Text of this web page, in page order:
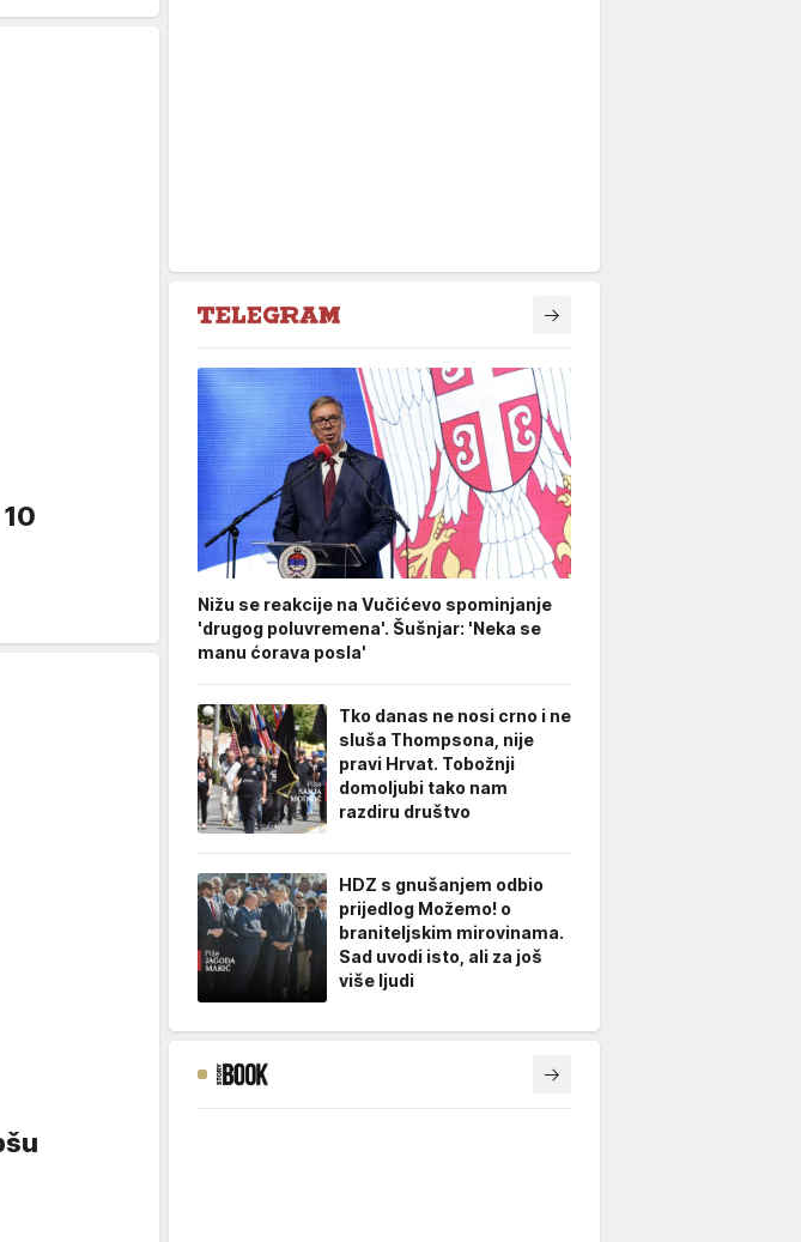
Nižu se reakcije na Vučićevo spominjanje
'drugog poluvremena'. Šušnjar: 'Neka se
manu ćorava posla'
Tko danas ne nosi crno i ne
sluša Thompsona, nije
pravi Hrvat. Tobožnji
domoljubi tako nam
razdiru društvo
HDZ s gnušanjem odbio
prijedlog Možemo! o
braniteljskim mirovinama.
Sad uvodi isto, ali za još
više ljudi